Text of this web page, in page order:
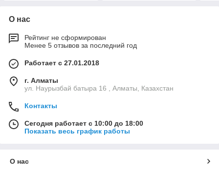
О нас
Рейтинг не сформирован
Менее 5 отзывов за последний год
Работает с 27.01.2018
г. Алматы
ул. Наурызбай батыра 16 , Алматы, Казахстан
Контакты
Сегодня работает с 10:00 до 18:00
Показать весь график работы
О нас